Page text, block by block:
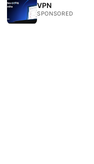
VPN
SPONSORED